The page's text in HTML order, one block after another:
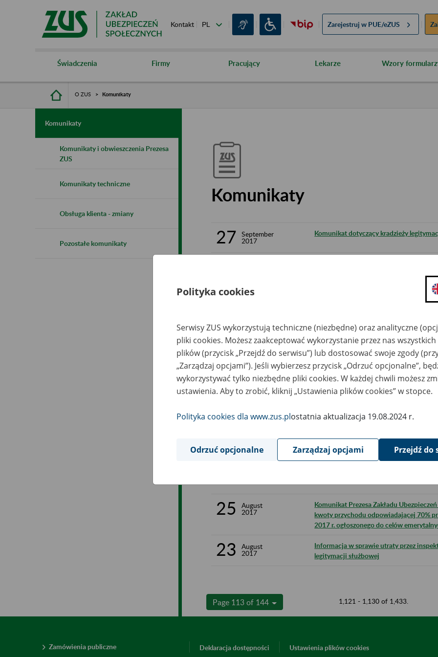
Kontakt Zarejestruj w PUE/eZUS
Świadczenia Firmy Pracujący Lekarze Wzory
O ZUS Komunikaty
Komunikaty
Komunikaty i obwieszczenia Prezesa
ZUS
Komunikaty techniczne
Obsługa klienta - zmiany
Pozostałe komunikaty
Komunikaty
27
September
2017
Komunikat dotyczący kradzieży
Komunikat dotyczący kradzieży
21 September
Przerwa w dostępie do systemu
15
September
2017
Niedostępność PUE oraz serwisów
6 September
2017
Obwieszczenie Prezesa Zakładu
wskaźnika waloryzacji podstawy
świadczenia rehabilitacyjnego w IV
29 August
Konkursy ofert na świadczenie usług
28
Komunikat Prezesa Zakładu
wysokości wskaźnika kwartalnej
odsetek za zwłokę i opłaty
2017 r.
25
August
2017
Komunikat Prezesa Zakładu
kwoty przychodu odpowiadającej 70%
2017 r. ogłoszonego do celów
23
August
2017
Informacja w sprawie utraty przez
legitymacji służbowej
Page 113 of 144 1,121 - 1,130 of 1,433.
Zamówienia publiczne Deklaracja dostępności Ustawienia plików cookies
Polityka cookies
Serwisy ZUS wykorzystują techniczne (niezbędne) oraz analityczne
pliki cookies. Możesz zaakceptować wykorzystanie przez nas
plików (przycisk „Przejdź do serwisu”) lub dostosować swoje zgody
„Zarządzaj opcjami”). Jeśli wybierzesz przycisk „Odrzuć opcjonalne”,
wykorzystywać tylko niezbędne pliki cookies. W każdej chwili możesz
ustawienia. Aby to zrobić, kliknij „Ustawienia plików cookies” w stopce.
Polityka cookies dla www.zus.plostatnia aktualizacja 19.08.2024 r.
Odrzuć opcjonalne Zarządzaj opcjami Przejdź do